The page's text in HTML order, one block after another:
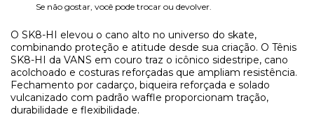
Se não gostar, você pode trocar ou devolver.
O SK8-HI elevou o cano alto no universo do skate,
combinando proteção e atitude desde sua criação. O Tênis
SK8-HI da VANS em couro traz o icônico sidestripe, cano
acolchoado e costuras reforçadas que ampliam resistência.
Fechamento por cadarço, biqueira reforçada e solado
vulcanizado com padrão waffle proporcionam tração,
durabilidade e flexibilidade.